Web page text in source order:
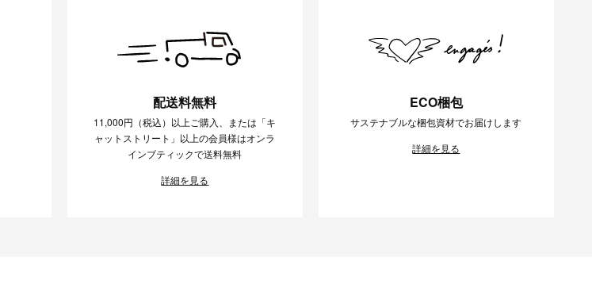
配送料無料
11,000円（税込）以上ご購入、または「キ
ャットストリート」以上の会員様はオンラ
インブティックで送料無料
詳細を見る
ECO梱包
サステナブルな梱包資材でお届けします
詳細を見る